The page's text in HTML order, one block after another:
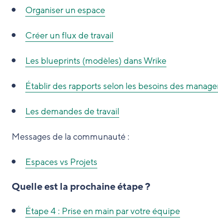
Organiser un espace
Créer un flux de travail
Les blueprints (modèles) dans Wrike
Établir des rapports selon les besoins des
Les demandes de travail
Messages de la communauté :
Espaces vs Projets
Quelle est la prochaine étape ?
Étape 4 : Prise en main par votre équipe